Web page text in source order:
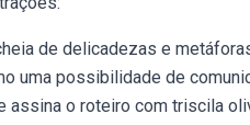
de delicadezas e
uma possibilidade de
assina o roteiro com triscila